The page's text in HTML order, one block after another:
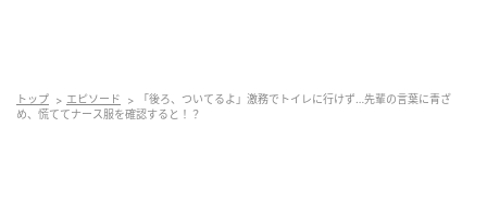
ません。午後も患者さんの対応が残っていて、どうし
たらいいのかわからず、私はトイレの個室で立ち尽く
トップ エピソード
「後ろ、ついてるよ」激務でトイレに行けず…先輩の言葉に青ざ
め、慌ててナース服を確認すると！？